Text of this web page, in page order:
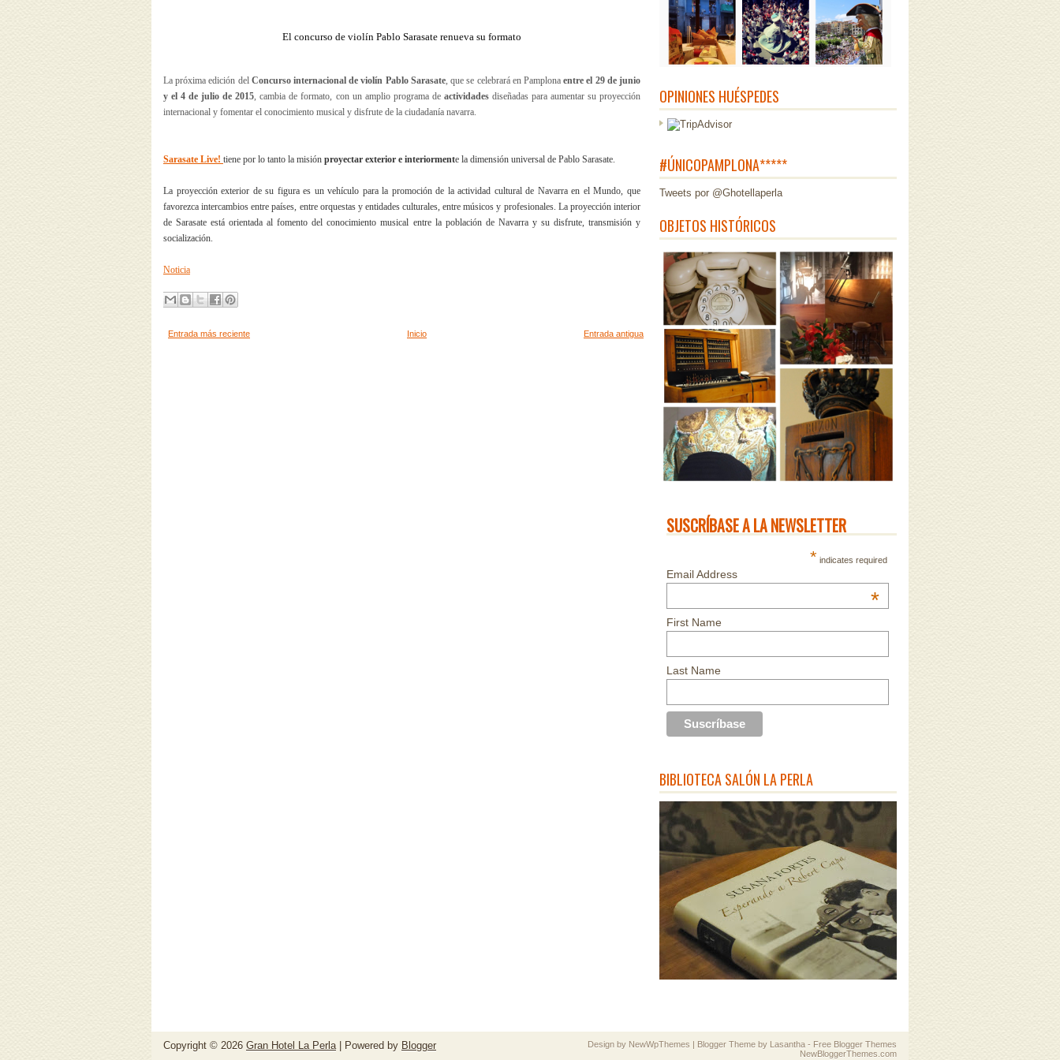
El concurso de violín Pablo Sarasate renueva su formato
La próxima edición del Concurso internacional de violín Pablo Sarasate, que se celebrará en Pamplonaentre el 29 de junio
y el 4 de julio de 2015, cambia de formato, con un amplio programa de actividades diseñadas para aumentar su proyección
internacional y fomentar el conocimiento musical y disfrute de la ciudadanía navarra.
Sarasate Live! tiene por lo tanto la misión proyectar exterior e interiormente la dimensión universal de Pablo Sarasate.
La proyección exterior de su figura es un vehículo para la promoción de la actividad cultural de Navarra en el Mundo, que
favorezca intercambios entre países, entre orquestas y entidades culturales, entre músicos y profesionales. La proyección interior
de Sarasate está orientada al fomento del conocimiento musical entre la población de Navarra y su disfrute, transmisión y
socialización.
Noticia
Entrada más reciente Entrada antigua
Inicio
OPINIONES HUÉSPEDES
#ÚNICOPAMPLONA*****
Tweets por @Ghotellaperla
OBJETOS HISTÓRICOS
SUSCRÍBASE A LA NEWSLETTER
* indicates required
Email Address
*
First Name
Last Name
BIBLIOTECA SALÓN LA PERLA
Copyright © 2026 Gran Hotel La Perla| Powered by Blogger Design by NewWpThemes | Blogger Theme by Lasantha - Free Blogger Themes
NewBloggerThemes.com